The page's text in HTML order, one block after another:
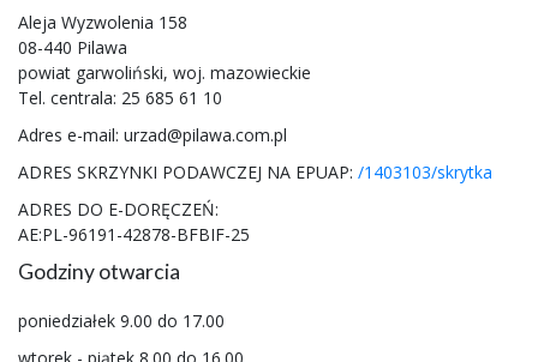
Aleja Wyzwolenia 158
08-440 Pilawa
powiat garwoliński, woj. mazowieckie
Tel. centrala: 25 685 61 10
Adres e-mail: urzad@pilawa.com.pl
ADRES SKRZYNKI PODAWCZEJ NA EPUAP: /1403103/skrytka
ADRES DO E-DORĘCZEŃ:
AE:PL-96191-42878-BFBIF-25
Godziny otwarcia
poniedziałek 9.00 do 17.00
wtorek - piątek 8.00 do 16.00